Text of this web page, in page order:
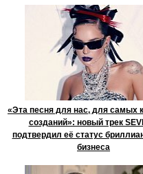
«Эта песня для нас, для самых
созданий»: новый трек
подтвердил её статус
бизнеса